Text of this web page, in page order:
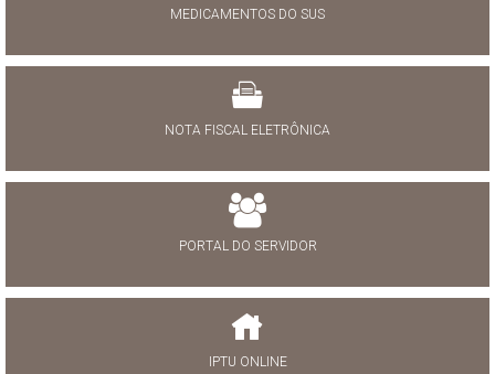
MEDICAMENTOS DO SUS
NOTA FISCAL ELETRÔNICA
PORTAL DO SERVIDOR
IPTU ONLINE